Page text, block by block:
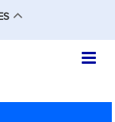
ES